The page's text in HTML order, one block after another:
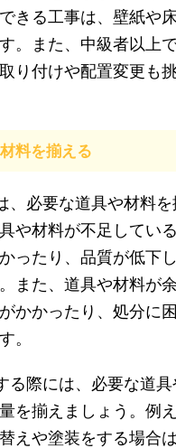
きる工事は、壁紙や
。また、中級者以上
り付けや配置変更も
料を揃える
、必要な道具や材料を
や材料が不足してい
ったり、品質が低下
また、道具や材料が
かかったり、処分に
。
る際には、必要な道
を揃えましょう。例
えや塗装をする場合